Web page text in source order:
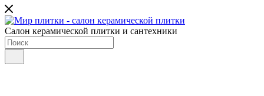
Салон керамической плитки и сантехники